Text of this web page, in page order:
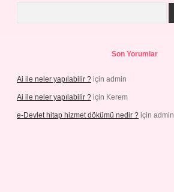
Son Yorumlar
Ai ile neler yapılabilir ? için admin
Ai ile neler yapılabilir ? için Kerem
e-Devlet hitap hizmet dökümü nedir ? için admin